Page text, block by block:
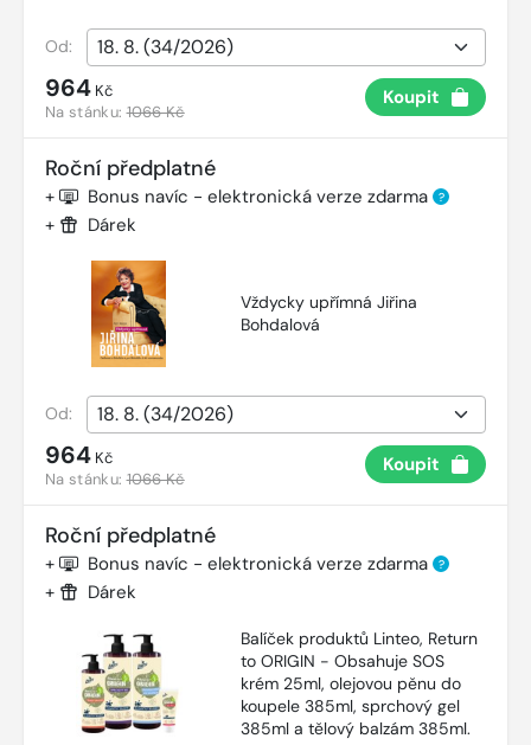
Od:
964 Kč
Na stánku:1066 Kč
Koupit
Roční předplatné
+ Bonus navíc - elektronická verze zdarma ?
+ Dárek
Vždycky upřímná Jiřina
Bohdalová
Od:
964 Kč
Na stánku:1066 Kč
Koupit
Roční předplatné
+ Bonus navíc - elektronická verze zdarma ?
+ Dárek
Balíček produktů Linteo, Return
to ORIGIN - Obsahuje SOS
krém 25ml, olejovou pěnu do
koupele 385ml, sprchový gel
385ml a tělový balzám 385ml.